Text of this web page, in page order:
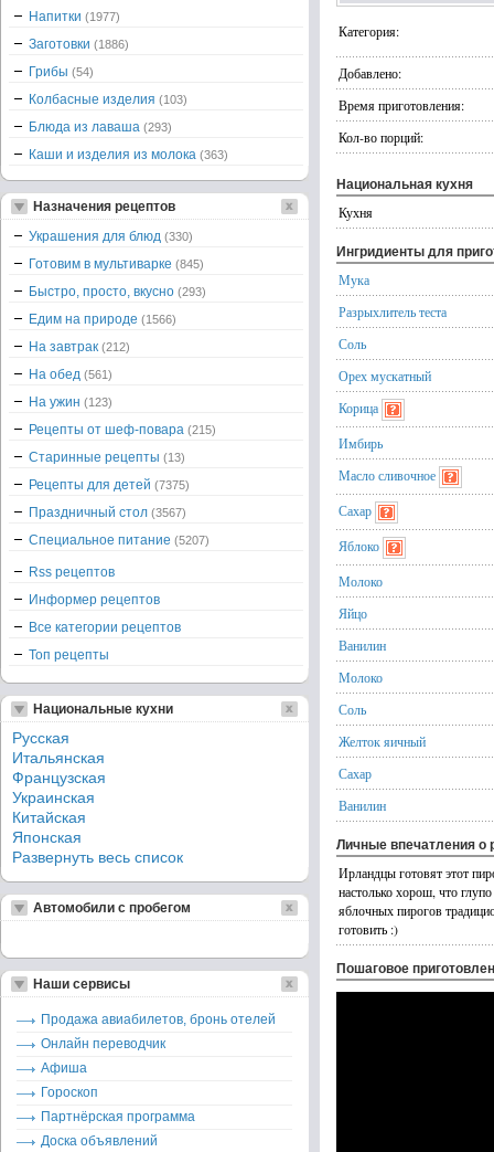
Категория:
Добавлено:
Время приготовления:
Кол-во порций:
Национальная кухня
Кухня
Ингридиенты для
Мука
Разрыхлитель теста
Соль
Орех мускатный
Корица
Имбирь
Масло сливочное
Сахар
Яблоко
Молоко
Яйцо
Ванилин
Молоко
Соль
Желток яичный
Сахар
Ванилин
Личные впечатления о
Ирландцы готовят этот
настолько хорош, что
яблочных пирогов
готовить :)
Пошаговое
Напитки (1977)
Заготовки (1886)
Грибы (54)
Колбасные изделия (103)
Блюда из лаваша (293)
Каши и изделия из молока (363)
Назначения рецептов
Украшения для блюд (330)
Готовим в мультиварке (845)
Быстро, просто, вкусно (293)
Едим на природе (1566)
На завтрак (212)
На обед (561)
На ужин (123)
Рецепты от шеф-повара (215)
Старинные рецепты (13)
Рецепты для детей (7375)
Праздничный стол (3567)
Специальное питание (5207)
Rss рецептов
Информер рецептов
Все категории рецептов
Топ рецепты
Национальные кухни
Русская
Итальянская
Французская
Украинская
Китайская
Японская
Развернуть весь список
Автомобили с пробегом
Наши сервисы
Продажа авиабилетов, бронь отелей
Онлайн переводчик
Афиша
Гороскоп
Партнёрская программа
Доска объявлений